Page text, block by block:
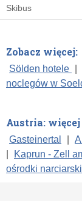
Skibus
Zobacz więcej:
Sölden hotele
noclegów w
Austria:
Gasteinertal
Kaprun - Zell
ośrodki